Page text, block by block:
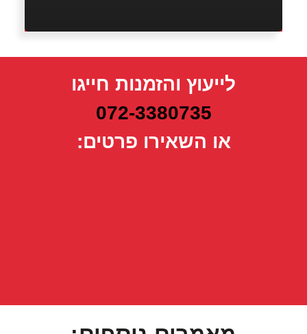
לייעוץ והזמנות חייגו
072-3380735
או השאירו פרטים: